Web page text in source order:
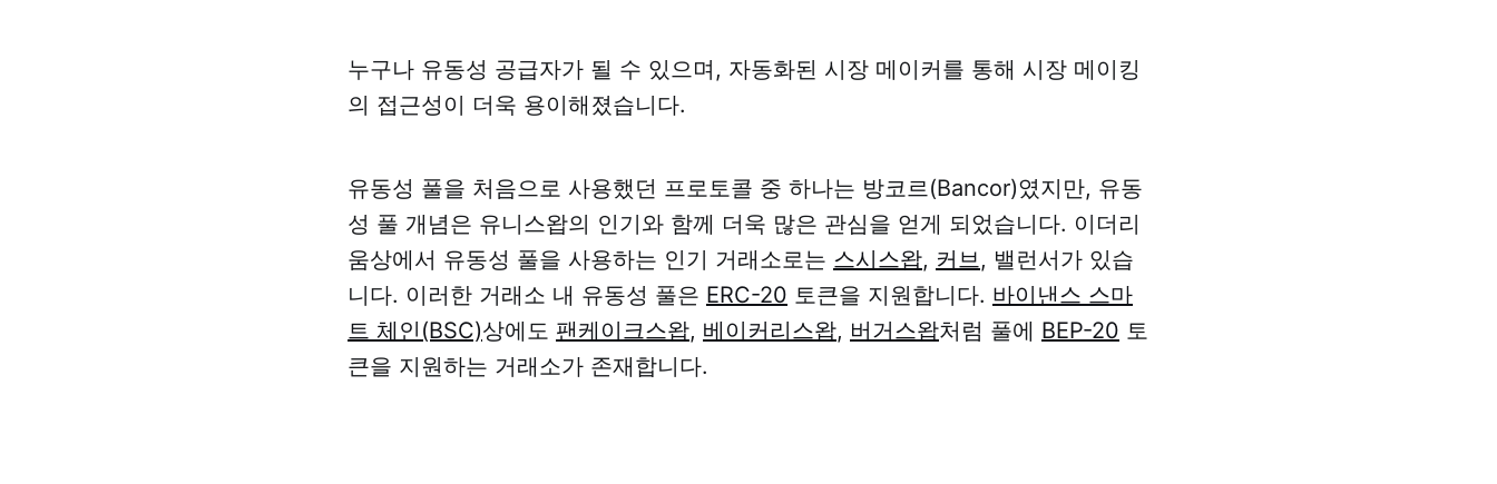
누구나 유동성 공급자가 될 수 있으며, 자동화된 시장 메이커를 통해 시장 메이킹
의 접근성이 더욱 용이해졌습니다.
유동성 풀을 처음으로 사용했던 프로토콜 중 하나는 방코르(Bancor)였지만, 유동
성 풀 개념은 유니스왑의 인기와 함께 더욱 많은 관심을 얻게 되었습니다. 이더리
움상에서 유동성 풀을 사용하는 인기 거래소로는 스시스왑, 커브 , 밸런서가 있습
니다. 이러한 거래소 내 유동성 풀은 ERC-20 토큰을 지원합니다. 바이낸스 스마
트 체인(BSC)상에도 팬케이크스왑, 베이커리스왑, 버거스왑처럼 풀에 BEP-20 토
큰을 지원하는 거래소가 존재합니다.